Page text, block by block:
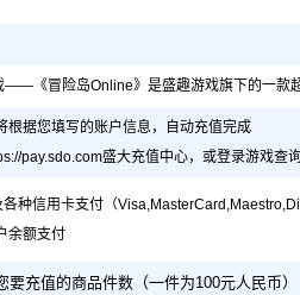
——《冒险岛Online》是盛趣游戏旗下的一款
根据您填写的账户信息，自动充值完成
pay.sdo.com盛大充值中心，或登录游戏查
各种信用卡支付（
余额支付
要充值的商品件数（一件为100元人民币）